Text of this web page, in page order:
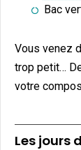
Bac
Vous venez
trop petit…
votre
Les jours